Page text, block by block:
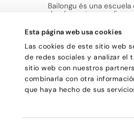
Esta página web usa cookies
Las cookies de este sitio web
de redes sociales y analizar el
sitio web con nuestros
combinarla con otra
que haya hecho de sus
Bailongu és una
donde gente muy
encuentra en el baile
de compartir
Aviso legal